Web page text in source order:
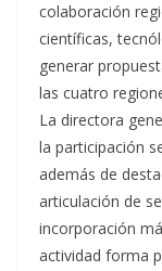
colaboración
científicas,
generar
las cuatro
La directora
la participación
además de
articulación de
incorporación
actividad forma